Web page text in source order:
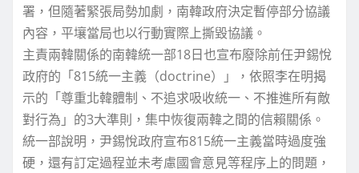
署，但隨著緊張局勢加劇，南韓政府決定暫停部分協議
內容，平壤當局也以行動實際上撕毀協議。
主責兩韓關係的南韓統一部18日也宣布廢除前任尹錫悅
政府的「815統一主義（doctrine）」，依照李在明揭
示的「尊重北韓體制、不追求吸收統一、不推進所有敵
對行為」的3大準則，集中恢復兩韓之間的信賴關係。
統一部說明，尹錫悅政府宣布815統一主義當時過度強
硬，還有訂定過程並未考慮國會意見等程序上的問題，